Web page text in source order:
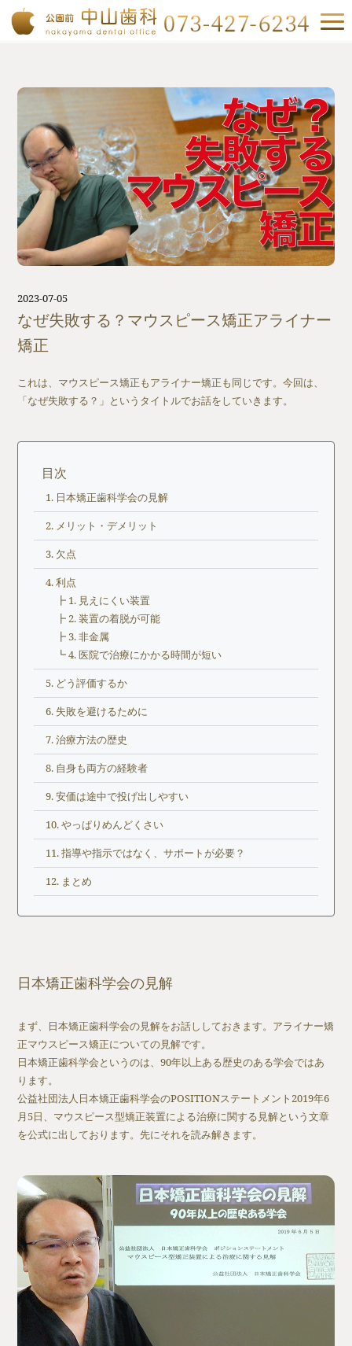
2023-07-05
なぜ失敗する？マウスピース矯正アライナー
矯正
これは、マウスピース矯正もアライナー矯正も同じです。今回は、
「なぜ失敗する？」というタイトルでお話をしていきます。
目次
日本矯正歯科学会の見解
メリット・デメリット
欠点
利点
┣ 1. 見えにくい装置
┣ 2. 装置の着脱が可能
┣ 3. 非金属
┗ 4. 医院で治療にかかる時間が短い
どう評価するか
失敗を避けるために
治療方法の歴史
自身も両方の経験者
安価は途中で投げ出しやすい
やっぱりめんどくさい
指導や指示ではなく、サポートが必要？
まとめ
日本矯正歯科学会の見解
まず、日本矯正歯科学会の見解をお話ししておきます。アライナー矯
正マウスピース矯正についての見解です。
日本矯正歯科学会というのは、90年以上ある歴史のある学会ではあ
ります。
公益社団法人日本矯正歯科学会のPOSITIONステートメント2019年6
月5日、マウスピース型矯正装置による治療に関する見解という文章
を公式に出しております。先にそれを読み解きます。